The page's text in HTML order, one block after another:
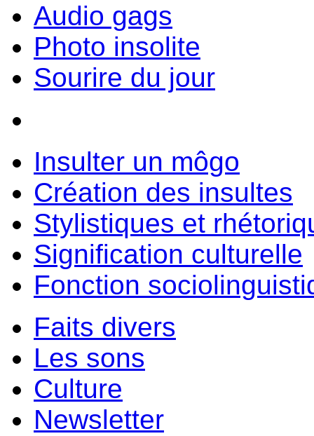
Audio gags
Photo insolite
Sourire du jour
Insulter un môgo
Création des insultes
Stylistiques et
Signification culturelle
Fonction
Faits divers
Les sons
Culture
Newsletter